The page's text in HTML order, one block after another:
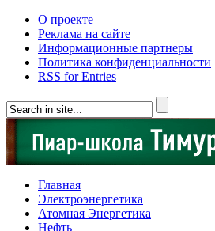
О проекте
Реклама на сайте
Информационные партнеры
Политика конфиденциальности
RSS for Entries
Главная
Электроэнергетика
Атомная Энергетика
Нефть